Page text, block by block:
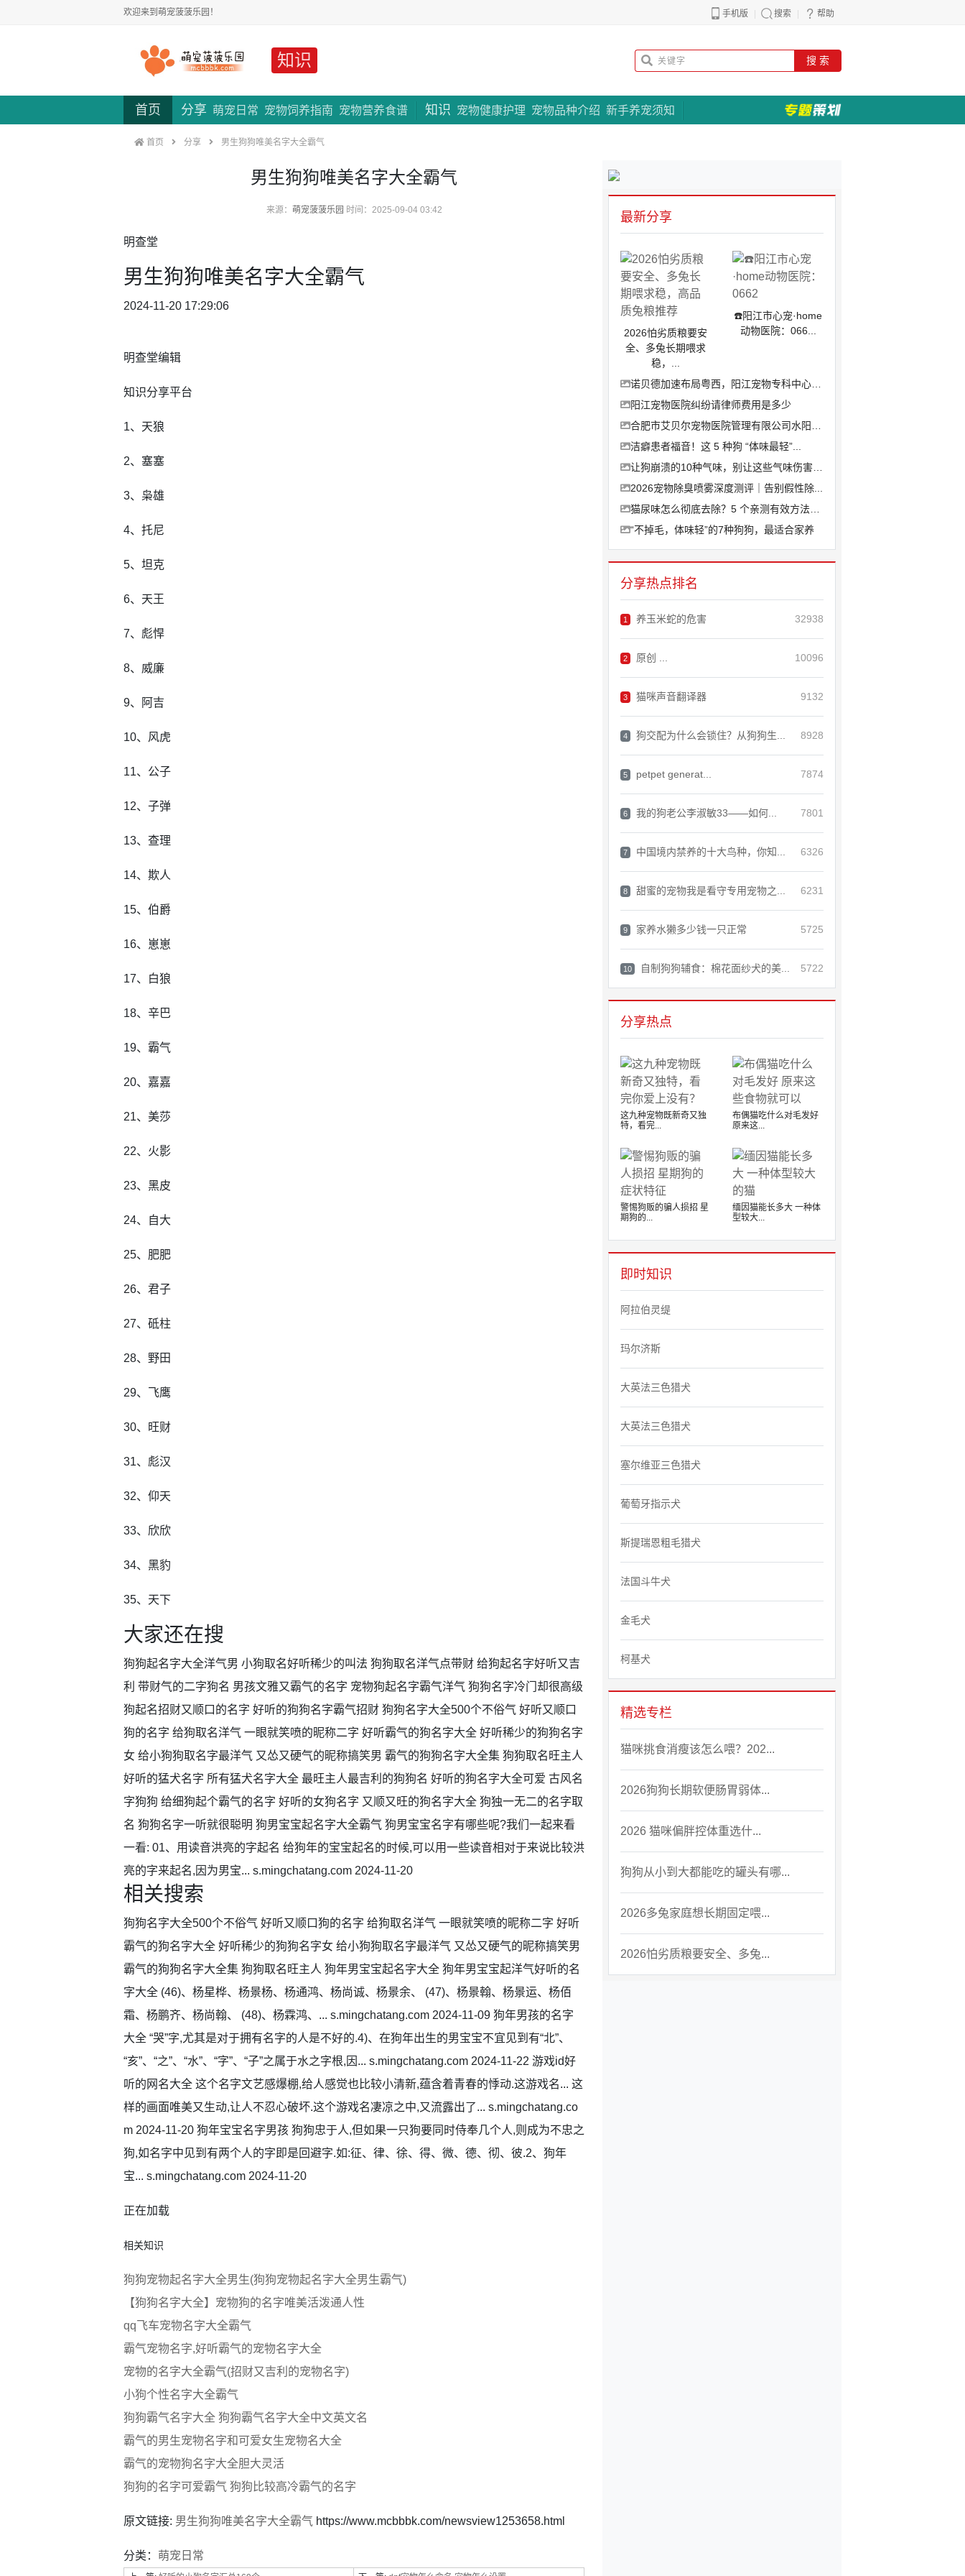
欢迎来到萌宠菠菠乐园！ 手机版 搜索 帮助
知识 搜 索
首页 分享 萌宠日常 宠物饲养指南 宠物营养食谱 知识 宠物健康护理 宠物品种介绍 新手养宠须知
专题策划
首页 分享 男生狗狗唯美名字大全霸气
男生狗狗唯美名字大全霸气
来源： 萌宠菠菠乐园 时间：2025-09-04 03:42
明查堂
男生狗狗唯美名字大全霸气
2024-11-20 17:29:06
明查堂编辑
知识分享平台
1、天狼
2、塞塞
3、枭雄
4、托尼
5、坦克
6、天王
7、彪悍
8、威廉
9、阿吉
10、风虎
11、公子
12、子弹
13、查理
14、欺人
15、伯爵
16、崽崽
17、白狼
18、辛巴
19、霸气
20、嘉嘉
21、美莎
22、火影
23、黑皮
24、自大
25、肥肥
26、君子
27、砥柱
28、野田
29、飞鹰
30、旺财
31、彪汉
32、仰天
33、欣欣
34、黑豹
35、天下
大家还在搜
狗狗起名字大全洋气男 小狗取名好听稀少的叫法 狗狗取名洋气点带财 给狗起名字好听又吉
利 带财气的二字狗名 男孩文雅又霸气的名字 宠物狗起名字霸气洋气 狗狗名字冷门却很高级
狗起名招财又顺口的名字 好听的狗狗名字霸气招财 狗狗名字大全500个不俗气 好听又顺口
狗的名字 给狗取名洋气 一眼就笑喷的昵称二字 好听霸气的狗名字大全 好听稀少的狗狗名字
女 给小狗狗取名字最洋气 又怂又硬气的昵称搞笑男 霸气的狗狗名字大全集 狗狗取名旺主人
好听的猛犬名字 所有猛犬名字大全 最旺主人最吉利的狗狗名 好听的狗名字大全可爱 古风名
字狗狗 给细狗起个霸气的名字 好听的女狗名字 又顺又旺的狗名字大全 狗独一无二的名字取
名 狗狗名字一听就很聪明 狗男宝宝起名字大全霸气 狗男宝宝名字有哪些呢?我们一起来看
一看: 01、用读音洪亮的字起名 给狗年的宝宝起名的时候,可以用一些读音相对于来说比较洪
亮的字来起名,因为男宝... s.mingchatang.com 2024-11-20
相关搜索
狗狗名字大全500个不俗气 好听又顺口狗的名字 给狗取名洋气 一眼就笑喷的昵称二字 好听
霸气的狗名字大全 好听稀少的狗狗名字女 给小狗狗取名字最洋气 又怂又硬气的昵称搞笑男
霸气的狗狗名字大全集 狗狗取名旺主人 狗年男宝宝起名字大全 狗年男宝宝起洋气好听的名
字大全 (46)、杨星桦、杨景杨、杨通鸿、杨尚诚、杨景余、 (47)、杨景翰、杨景运、杨佰
霜、杨鹏齐、杨尚翰、 (48)、杨霖鸿、... s.mingchatang.com 2024-11-09 狗年男孩的名字
大全 “哭”字,尤其是对于拥有名字的人是不好的.4)、在狗年出生的男宝宝不宜见到有“北”、
“亥”、“之”、“水”、“字”、“子”之属于水之字根,因... s.mingchatang.com 2024-11-22 游戏id好
听的网名大全 这个名字文艺感爆棚,给人感觉也比较小清新,蕴含着青春的悸动.这游戏名... 这
样的画面唯美又生动,让人不忍心破坏.这个游戏名凄凉之中,又流露出了... s.mingchatang.co
m 2024-11-20 狗年宝宝名字男孩 狗狗忠于人,但如果一只狗要同时侍奉几个人,则成为不忠之
狗,如名字中见到有两个人的字即是回避字.如:征、律、徐、得、微、德、彻、彼.2、狗年
宝... s.mingchatang.com 2024-11-20
正在加载
相关知识
狗狗宠物起名字大全男生(狗狗宠物起名字大全男生霸气)
【狗狗名字大全】宠物狗的名字唯美活泼通人性
qq飞车宠物名字大全霸气
霸气宠物名字,好听霸气的宠物名字大全
宠物的名字大全霸气(招财又吉利的宠物名字)
小狗个性名字大全霸气
狗狗霸气名字大全 狗狗霸气名字大全中文英文名
霸气的男生宠物名字和可爱女生宠物名大全
霸气的宠物狗名字大全胆大灵活
狗狗的名字可爱霸气 狗狗比较高冷霸气的名字
原文链接: 男生狗狗唯美名字大全霸气 https://www.mcbbbk.com/newsview1253658.html
分类： 萌宠日常
最新分享
2026怕劣质粮要安
全、多兔长期喂求
稳，...
☎️阳江市心宠·home
动物医院：066...
诺贝德加速布局粤西，阳江宠物专科中心医院...
阳江宠物医院纠纷请律师费用是多少
合肥市艾贝尔宠物医院管理有限公司水阳江路...
洁癖患者福音！这 5 种狗 “体味最轻”...
让狗崩溃的10种气味，别让这些气味伤害爱...
2026宠物除臭喷雾深度测评｜告别假性除...
猫尿味怎么彻底去除？5 个亲测有效方法，...
“不掉毛，体味轻”的7种狗狗，最适合家养
分享热点排名
1 养玉米蛇的危害 32938
2 原创 ... 10096
3 猫咪声音翻译器 9132
4 狗交配为什么会锁住？从狗狗生... 8928
5 petpet generat... 7874
6 我的狗老公李淑敏33——如何... 7801
7 中国境内禁养的十大鸟种，你知... 6326
8 甜蜜的宠物我是看守专用宠物之... 6231
9 家养水獭多少钱一只正常 5725
10 自制狗狗辅食：棉花面纱犬的美... 5722
分享热点
这九种宠物既新奇又独
特，看完...
布偶猫吃什么对毛发好
原来这...
警惕狗贩的骗人损招 星
期狗的...
缅因猫能长多大 一种体
型较大...
即时知识
阿拉伯灵缇
玛尔济斯
大英法三色猎犬
大英法三色猎犬
塞尔维亚三色猎犬
葡萄牙指示犬
斯提瑞恩粗毛猎犬
法国斗牛犬
金毛犬
柯基犬
精选专栏
猫咪挑食消瘦该怎么喂？202...
2026狗狗长期软便肠胃弱体...
2026 猫咪偏胖控体重选什...
狗狗从小到大都能吃的罐头有哪...
2026多兔家庭想长期固定喂...
2026怕劣质粮要安全、多兔...